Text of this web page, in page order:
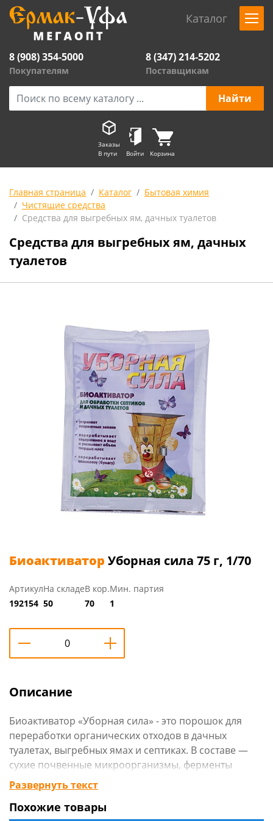
Каталог
8 (908) 354-5000
Покупателям
8 (347) 214-5202
Поставщикам
Заказы
В пути
Войти Корзина
Главная страница Каталог
Бытовая химия
Чистящие средства
Средства для выгребных ям, дачных туалетов
Средства для выгребных ям, дачных
туалетов
Биоактиватор Уборная сила 75 г, 1/70
Артикул
192154
На складе
50
В кор.
70
Мин. партия
1
Описание
Биоактиватор «Уборная сила» - это порошок для
переработки органических отходов в дачных
туалетах, выгребных ямах и септиках. В составе —
сухие почвенные микроорганизмы, ферменты
(амилаза, липаза, протеаза) и микроэлементы. Эти
бактерии безопасно расщепляют фекалии, жиры,
клетчатку и другие органические вещества. В
Развернуть текст
Похожие товары